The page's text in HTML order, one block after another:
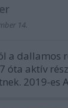
14.
a dallamos
óta aktív
2019-es